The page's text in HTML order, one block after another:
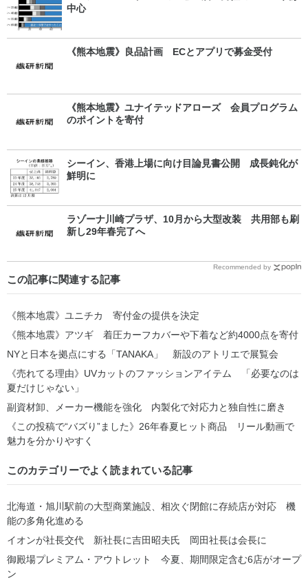
中心
《熊本地震》良品計画 ECとアプリで募金受付
《熊本地震》ユナイテッドアローズ 会員プログラム
のポイントを寄付
シーイン、香港上場に向け目論見書公開 成長鈍化が
鮮明に
ラゾーナ川崎プラザ、10月から大型改装 共用部も刷
新し29年春完了へ
Recommended by
この記事に関連する記事
《熊本地震》ユニチカ 寄付金の提供を決定
《熊本地震》アツギ 着圧カーフカバーや下着など約4000点を寄付
NYと日本を拠点にする「TANAKA」 新設のアトリエで展覧会
《売れてる理由》UVカットのファッションアイテム 「必要なのは
夏だけじゃない」
副資材卸、メーカー機能を強化 内製化で対応力と独自性に磨き
《この投稿で“バズり”ました》26年春夏ヒット商品 リール動画で
魅力を分かりやすく
このカテゴリーでよく読まれている記事
北海道・旭川駅前の大型商業施設、相次ぐ閉館に存続店が対応 機
能の多角化進める
イオンが社長交代 新社長に吉田昭夫氏 岡田社長は会長に
御殿場プレミアム・アウトレット 今夏、期間限定含む6店がオープ
ン